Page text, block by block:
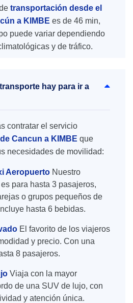
transportación desde el
a KIMBE es de 46 min,
puede variar dependiendo
y de tráfico.
hay para ir a
contratar el servicio
Cancun a KIMBE que
necesidades de movilidad:
Aeropuerto Nuestro
para hasta 3 pasajeros,
o grupos pequeños de
hasta 6 bebidas.
El favorito de los viajeros
y precio. Con una
8 pasajeros.
Viaja con la mayor
de una SUV de lujo, con
y atención única.